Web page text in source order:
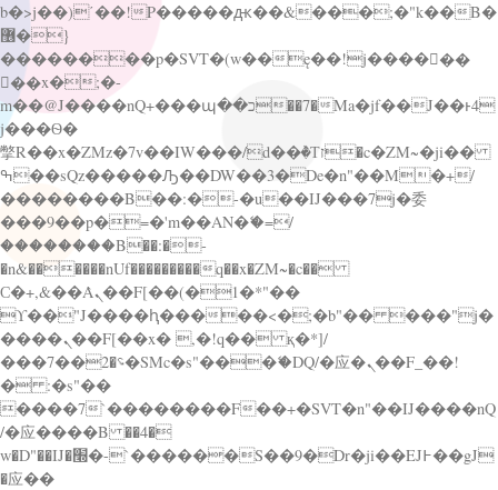
b�>j��)΄��!P�����ԫ��&���;�"k��B�
޶�}
��������p�SVT�(w��ę��!j������
��x�;�-
m��@J����nQ+���պ��כ��7�Ma�jf��J��ͱ4
j���Ѳ�
撆R��x�ZMz�7v��IW���/d��ٞ�Тז�c�ZM~�ji��
ߒ��sQz�����Ԡ��DW��3�De�n"��M�+/
��������B��:�-�u��IJ���7j�委
���9��p�=�'m��AN�ޭ�=/
��������B��:�-
�n&������nUf���������q��x�ZM~�c��
Ϲ�+,&��Ὰܢ��F[��(�1�*"��
ϒ��"J����ԧ�����<�;�b"�� ���"j�
����ܢ��F[��x� ,�!q�� қ�*]/
���؝�2��7�SMc�s"���ޭ�DQ/�应�ܢ��F_��!
� :�s"��
����7`��������F��+�SVT�n"��IJ����nQ
/�应����B ��4�
w�D"��IJ�׭�-`������S��9�Dr�ji��EJ߅��gJ
�应��